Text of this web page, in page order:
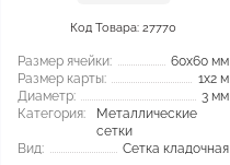
Код Товара: 27770
Размер ячейки:
60x60 мм
Размер карты:
1x2 м
Диаметр:
3 мм
Категория:
Металлические
сетки
Вид:
Сетка кладочная